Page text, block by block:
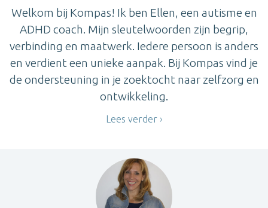
Welkom bij Kompas! Ik ben Ellen, een autisme en
ADHD coach. Mijn sleutelwoorden zijn begrip,
verbinding en maatwerk. Iedere persoon is anders
en verdient een unieke aanpak. Bij Kompas vind je
de ondersteuning in je zoektocht naar zelfzorg en
ontwikkeling.
Lees verder